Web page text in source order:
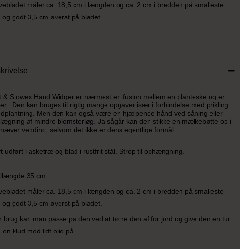
måler ca. 18,5 cm i længden og ca. 2 cm i bredden på smalleste
og godt 3,5 cm øverst på bladet.
& Stowes Hand Widger er nærmest en fusion mellem en planteske og en
Den kan bruges til rigtig mange opgaver især i forbindelse med prikling
Men den kan også være en hjælpende hånd ved såning eller
af mindre blomsterløg. Ja sågår kan den stikke en mælkebøtte op i
vending, selvom det ikke er dens egentlige formål.
udført i asketræ og blad i rustfrit stål. Strop til ophængning.
35 cm.
måler ca. 18,5 cm i længden og ca. 2 cm i bredden på smalleste
og godt 3,5 cm øverst på bladet.
brug kan man passe på den ved at tørre den af for jord og give den en tur
en klud med lidt olie på.